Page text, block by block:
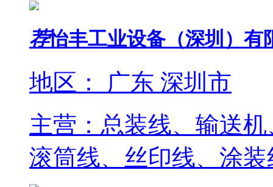
荐怡丰工业设备（深圳）有
地区： 广东 深圳市
主营：总装线、输送
滚筒线、丝印线、涂